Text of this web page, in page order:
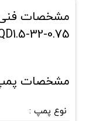
مشخصات
32-0.75
مشخصات
نوع پمپ :